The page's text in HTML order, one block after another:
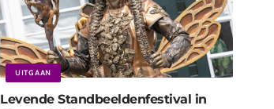
UITGAAN
Levende Standbeeldenfestival in